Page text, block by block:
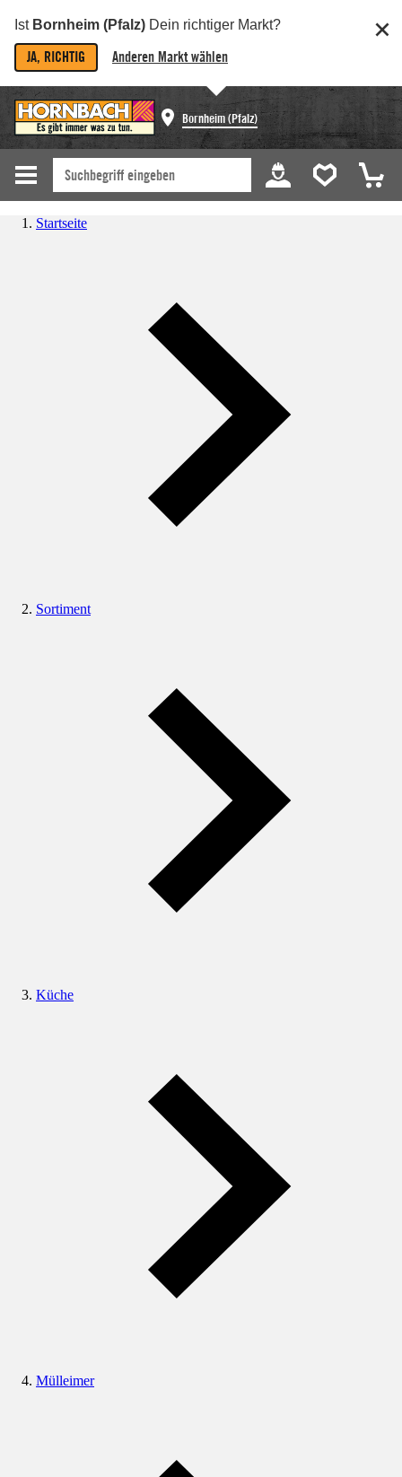
Ist Bornheim (Pfalz) Dein richtiger Markt?
JA, RICHTIG Anderen Markt wählen
Bornheim (Pfalz)
Startseite
Sortiment
Küche
Mülleimer